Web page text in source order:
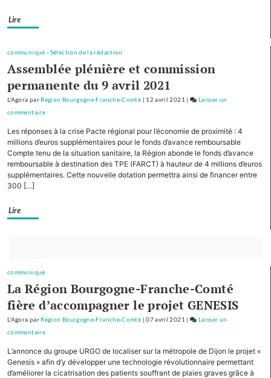
plan
d’investissement
pour
le
de
montagne
Lire
communiqué - Sélection de la rédaction
Assemblée plénière et commission
permanente du 9 avril 2021
L'Agora par Region Bourgogne-Franche-Comté | 12 avril 2021 |
Laisser un
commentaireon
autres
Régions,
la
le
tourisme
Les réponses à la crise Pacte régional pour l’économie de proximité : 4
millions d’euros supplémentaires pour le fonds d’avance remboursable
Compte tenu de la situation sanitaire, la Région abonde le fonds d’avance
remboursable à destination des TPE (FARCT) à hauteur de 4 millions d’euros
supplémentaires. Cette nouvelle dotation permettra ainsi de financer entre
300 […]
Lire
vous
maintenant
communiqué
La Région Bourgogne-Franche-Comté
fière d’accompagner le projet GENESIS
L'Agora par Region Bourgogne-Franche-Comté |07 avril 2021 |
Laisser un
commentaireon
cinq
autres
L’annonce du groupe URGO de localiser sur la métropole de Dijon le projet «
Genesis » afin d’y développer une technologie révolutionnaire permettant
d’améliorer la cicatrisation des patients souffrant de plaies graves grâce à